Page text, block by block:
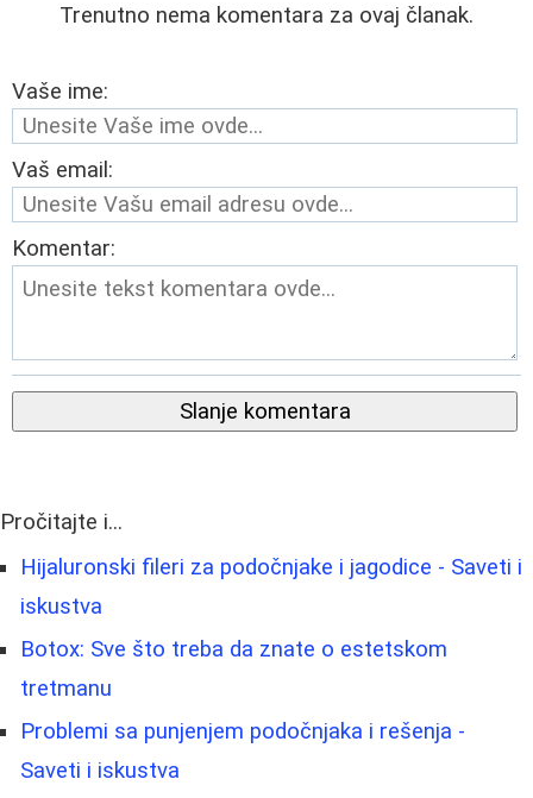
Trenutno nema komentara za ovaj članak.
Vaše ime:
Vaš email:
Komentar:
Slanje komentara
Pročitajte i...
Hijaluronski fileri za podočnjake i jagodice - Saveti i
iskustva
Botox: Sve što treba da znate o estetskom
tretmanu
Problemi sa punjenjem podočnjaka i rešenja -
Saveti i iskustva